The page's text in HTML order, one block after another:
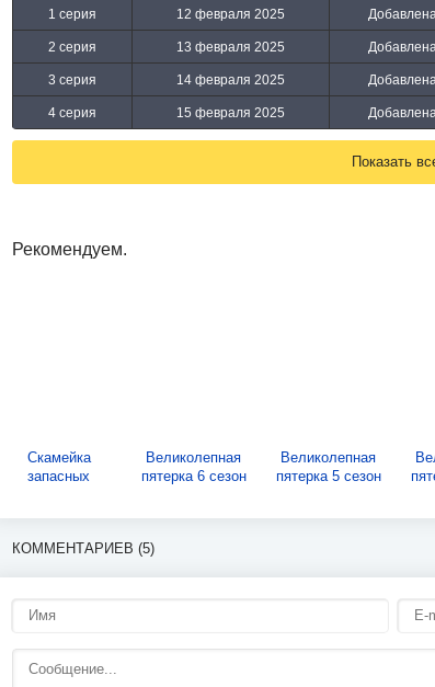
1 серия 12 февраля 2025
2 серия 13 февраля 2025
3 серия 14 февраля 2025
4 серия 15 февраля 2025
Показать
Рекомендуем.
Скамейка
запасных
Великолепная
пятерка 6 сезон
Великолепная
пятерка 5 сезон
КОММЕНТАРИЕВ (5)